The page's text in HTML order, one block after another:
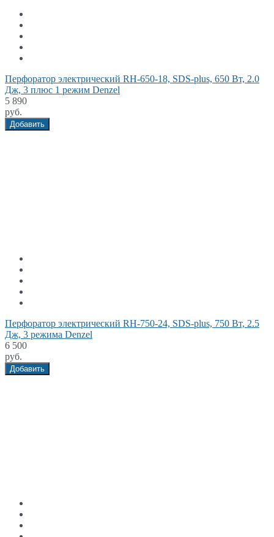
Перфоратор электрический RH-650-18, SDS-plus, 650 Вт, 2.0
Дж, 3 плюс 1 режим Denzel
5 890
руб.
Добавить
Перфоратор электрический RH-750-24, SDS-plus, 750 Вт, 2.5
Дж, 3 режима Denzel
6 500
руб.
Добавить